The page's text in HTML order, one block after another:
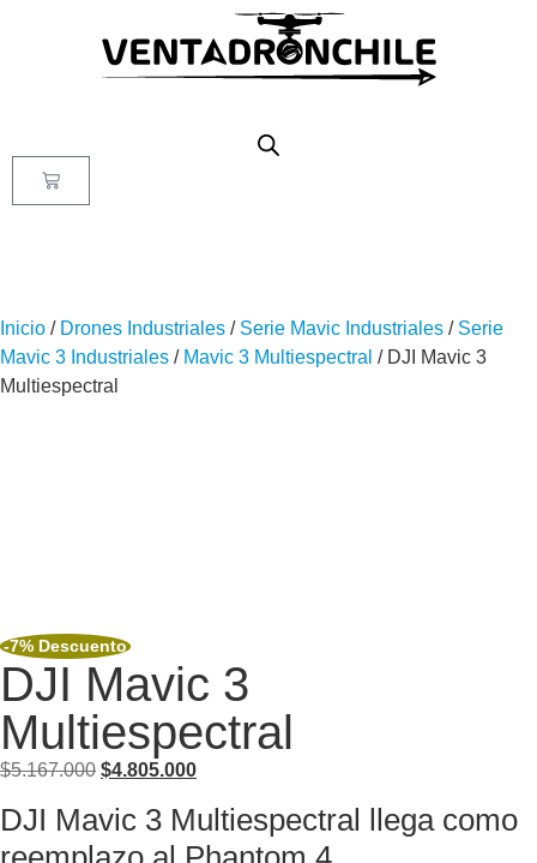
Inicio / Drones Industriales / Serie Mavic Industriales / Serie
Mavic 3 Industriales / Mavic 3 Multiespectral / DJI Mavic 3
Multiespectral
-7% Descuento
DJI Mavic 3
Multiespectral
$5.167.000 $4.805.000
DJI Mavic 3 Multiespectral llega como